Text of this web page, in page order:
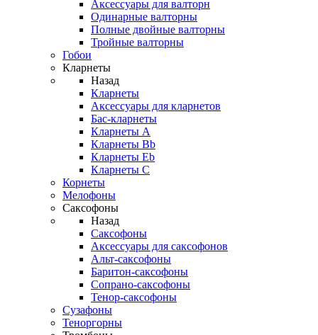
Аксессуары для валторн
Одинарные валторны
Полные двойные валторны
Тройные валторны
Гобои
Кларнеты
Назад
Кларнеты
Аксессуары для кларнетов
Бас-кларнеты
Кларнеты A
Кларнеты Bb
Кларнеты Eb
Кларнеты С
Корнеты
Мелофоны
Саксофоны
Назад
Саксофоны
Аксессуары для саксофонов
Альт-саксофоны
Баритон-саксофоны
Сопрано-саксофоны
Тенор-саксофоны
Сузафоны
Теноргорны